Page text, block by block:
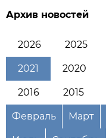
Архив новостей
2026 2025
2021 2020
2016 2015
Февраль Март